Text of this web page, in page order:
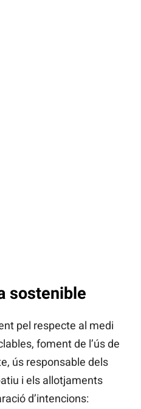
sostenible
pel respecte al medi
foment de l’ús de
ús responsable dels
i els allotjaments
d’intencions: